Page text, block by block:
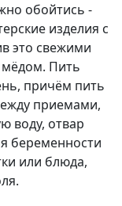
обойтись -
изделия с
это свежими
мёдом. Пить
причём пить
приемами,
воду, отвар
беременности
или блюда,